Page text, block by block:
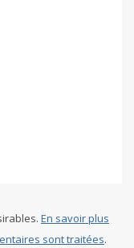
En savoir plus
sont traitées.